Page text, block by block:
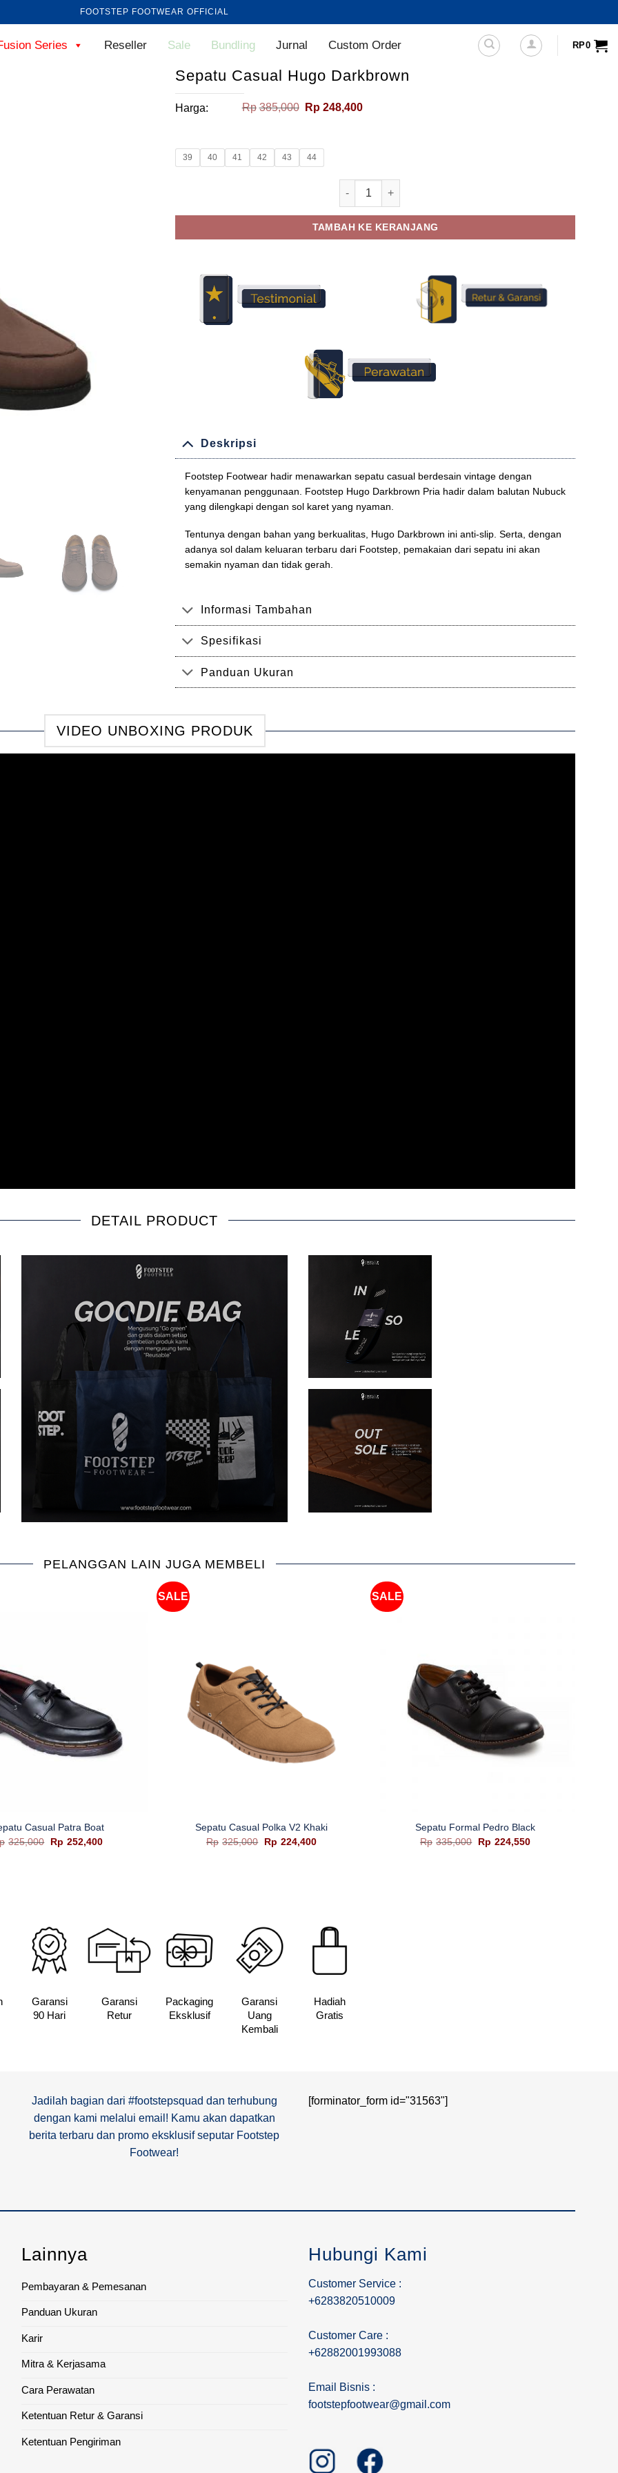
FOOTSTEP FOOTWEAR OFFICIAL
Series Reseller Sale Bundling Jurnal Custom Order RP0
Sepatu Casual Hugo Darkbrown
Harga: Rp 385,000 Harga
Rp 248,400Harga
39 40 41 42 43 44
Kuantitas Sepatu Casual Hugo Darkbrown
TAMBAH KE KERANJANG
Deskripsi
Footstep Footwear hadir menawarkan sepatu casual berdesain vintage dengan
kenyamanan penggunaan. Footstep Hugo Darkbrown Pria hadir dalam balutan Nubuck
yang dilengkapi dengan sol karet yang nyaman.
Tentunya dengan bahan yang berkualitas, Hugo Darkbrown ini anti-slip. Serta, dengan
adanya sol dalam keluaran terbaru dari Footstep, pemakaian dari sepatu ini akan
semakin nyaman dan tidak gerah.
Informasi Tambahan
Spesifikasi
Panduan Ukuran
VIDEO UNBOXING PRODUK
DETAIL PRODUCT
PELANGGAN LAIN JUGA MEMBELI
Casual Patra Boat
325,000
Harga
aslinya
Rp 252,400Harga
SALE
Sepatu Casual Polka V2 Khaki
Rp 325,000
Harga
aslinya
Rp 224,400Harga
SALE
Sepatu Formal Pedro Black
Rp 335,000
Harga
aslinya
Rp 224,550Harga
Garansi
90 Hari
Garansi
Retur
Packaging
Eksklusif
Garansi
Uang
Kembali
Hadiah
Gratis
Jadilah bagian dari #footstepsquad dan terhubung
dengan kami melalui email! Kamu akan dapatkan
berita terbaru dan promo eksklusif seputar Footstep
Footwear!
[forminator_form id="31563"]
Lainnya
Pembayaran & Pemesanan
Panduan Ukuran
Karir
Mitra & Kerjasama
Cara Perawatan
Ketentuan Retur & Garansi
Ketentuan Pengiriman
Hubungi Kami
Customer Service :
+6283820510009
Customer Care :
+62882001993088
Email Bisnis :
footstepfootwear@gmail.com